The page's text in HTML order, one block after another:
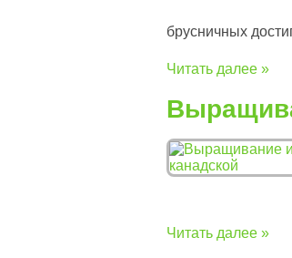
брусничных
Читать далее »
Читать далее »